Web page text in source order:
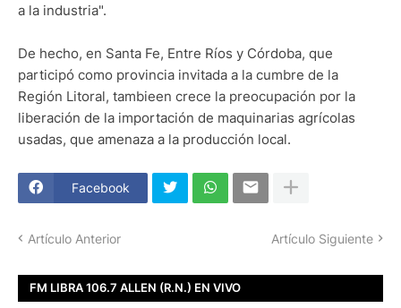
a la industria".
De hecho, en Santa Fe, Entre Ríos y Córdoba, que
participó como provincia invitada a la cumbre de la
Región Litoral, tambieen crece la preocupación por la
liberación de la importación de maquinarias agrícolas
usadas, que amenaza a la producción local.
Facebook
Artículo Anterior Artículo Siguiente
FM LIBRA 106.7 ALLEN (R.N.) EN VIVO